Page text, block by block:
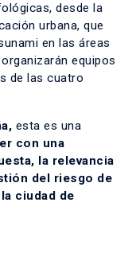
desde la
urbana, que
en las áreas
equipos
de las cuatro
esta es una
con una
la relevancia
del riesgo de
ciudad de